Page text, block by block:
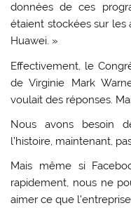
données de ces
étaient stockées sur les
Huawei. »
Effectivement, le
de Virginie Mark
voulait des réponses.
Nous avons besoin
l’histoire, maintenant,
Mais même si
rapidement, nous ne
aimer ce que